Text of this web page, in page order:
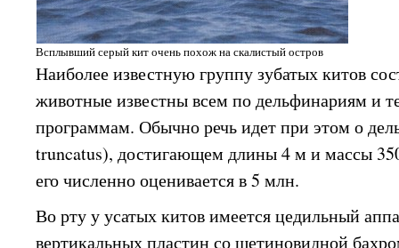
Всплывший серый кит очень похож на скалистый остров
Наиболее известную группу зубатых китов
животные известны всем по дельфинариям и
программам. Обычно речь идет при этом о
truncatus), достигающем длины 4 м и массы
его численно оценивается в 5 млн.
Во рту у усатых китов имеется цедильный
вертикальных пластин со щетиновидной